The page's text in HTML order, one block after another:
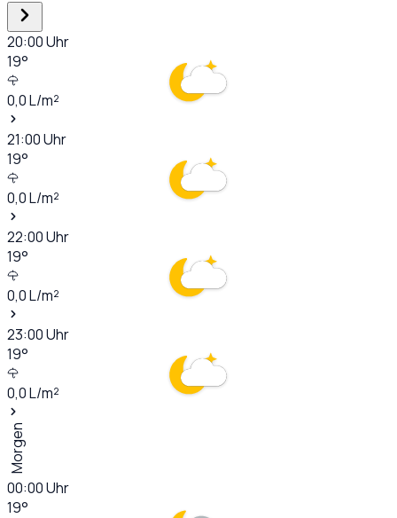
20:00Uhr
19°
0,0L/m²
21:00Uhr
19°
0,0L/m²
22:00Uhr
19°
0,0L/m²
23:00Uhr
19°
0,0L/m²
Morgen
00:00Uhr
19°